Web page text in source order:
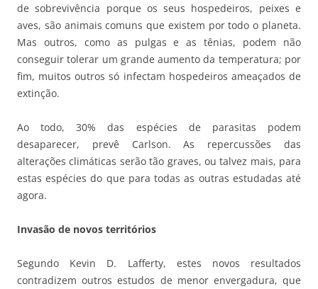
de sobrevivência porque os seus hospedeiros, peixes e
aves, são animais comuns que existem por todo o planeta.
Mas outros, como as pulgas e as tênias, podem não
conseguir tolerar um grande aumento da temperatura; por
fim, muitos outros só infectam hospedeiros ameaçados de
extinção.
Ao todo, 30% das espécies de parasitas podem
desaparecer, prevê Carlson. As repercussões das
alterações climáticas serão tão graves, ou talvez mais, para
estas espécies do que para todas as outras estudadas até
agora.
Invasão de novos territórios
Segundo Kevin D. Lafferty, estes novos resultados
contradizem outros estudos de menor envergadura, que